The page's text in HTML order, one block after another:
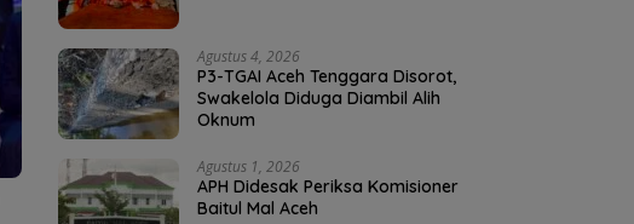
Agustus 4, 2026
P3-TGAI Aceh Tenggara Disorot,
Swakelola Diduga Diambil Alih
Oknum
Agustus 1, 2026
APH Didesak Periksa Komisioner
Baitul Mal Aceh